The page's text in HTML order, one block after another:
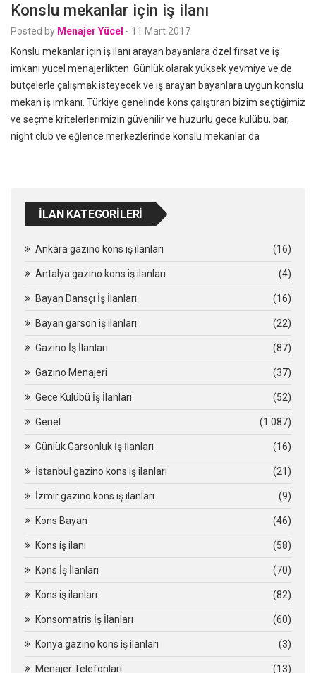
Konslu mekanlar için iş ilanı
Posted by Menajer Yücel - 11 Mart 2017
Konslu mekanlar için iş ilanı arayan bayanlara özel fırsat ve iş
imkanı yücel menajerlikten. Günlük olarak yüksek yevmiye ve de
bütçelerle çalışmak isteyecek ve iş arayan bayanlara uygun konslu
mekan iş imkanı. Türkiye genelinde kons çalıştıran bizim seçtiğimiz
ve seçme kritelerlerimizin güvenilir ve huzurlu gece kulübü, bar,
night club ve eğlence merkezlerinde konslu mekanlar da
İLAN KATEGORILERI
Ankara gazino kons iş ilanları (16)
Antalya gazino kons iş ilanları (4)
Bayan Dansçı İş İlanları (16)
Bayan garson iş ilanları (22)
Gazino İş İlanları (87)
Gazino Menajeri (37)
Gece Kulübü İş İlanları (52)
Genel (1.087)
Günlük Garsonluk İş İlanları (16)
İstanbul gazino kons iş ilanları (21)
İzmir gazino kons iş ilanları (9)
Kons Bayan (46)
Kons iş ilanı (58)
Kons İş İlanları (70)
Kons iş ilanları (82)
Konsomatris İş İlanları (60)
Konya gazino kons iş ilanları (3)
Menajer Telefonları (13)